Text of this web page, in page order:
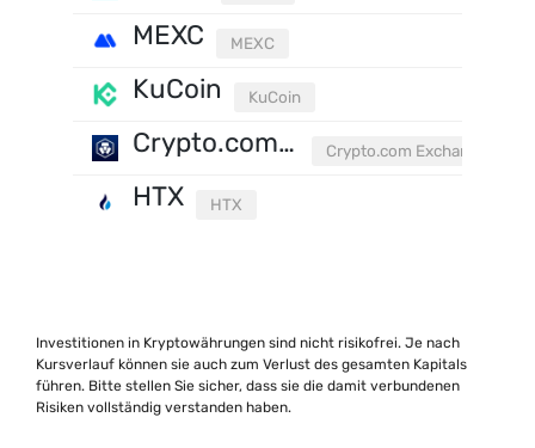
MEXC MEXC
KuCoin KuCoin
Crypto.com Exchange Crypto.com Exchange
HTX HTX
Investitionen in Kryptowährungen sind nicht risikofrei. Je nach
Kursverlauf können sie auch zum Verlust des gesamten Kapitals
führen. Bitte stellen Sie sicher, dass sie die damit verbundenen
Risiken vollständig verstanden haben.